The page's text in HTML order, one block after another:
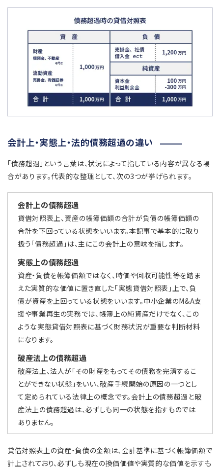
会計上・実態上・法的債務超過の違い
「債務超過」という言葉は、状況によって指している内容が異なる場
合があります。代表的な整理として、次の3つが挙げられます。
会計上の債務超過
貸借対照表上、資産の帳簿価額の合計が負債の帳簿価額の
合計を下回っている状態をいいます。本記事で基本的に取り
扱う「債務超過」は、主にこの会計上の意味を指します。
実態上の債務超過
資産・負債を帳簿価額ではなく、時価や回収可能性等を踏ま
えた実質的な価値に置き直した「実態貸借対照表」上で、負
債が資産を上回っている状態をいいます。中小企業のM&A支
援や事業再生の実務では、帳簿上の純資産だけでなく、この
ような実態貸借対照表に基づく財務状況が重要な判断材料
になります。
破産法上の債務超過
破産法上、法人が「その財産をもってその債務を完済するこ
とができない状態」をいい、破産手続開始の原因の一つとし
て定められている法律上の概念です。会計上の債務超過と破
産法上の債務超過は、必ずしも同一の状態を指すものでは
ありません。
貸借対照表上の資産・負債の金額は、会計基準に基づく帳簿価額で
計上されており、必ずしも現在の換価価値や実質的な価値を示すも